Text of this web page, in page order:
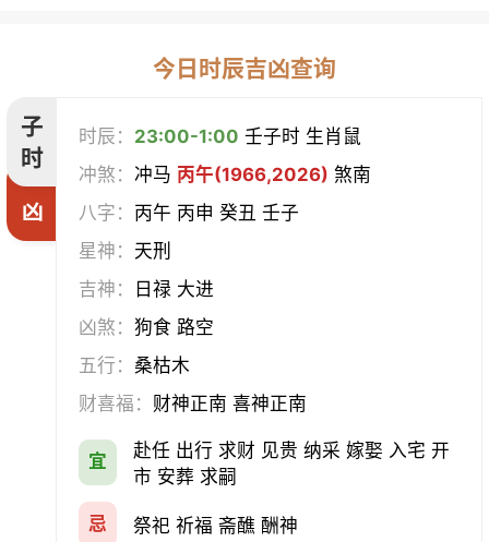
平治道涂 造桥
造仓 修饰垣墙 造船
造畜稠 盖屋
经络 酝酿 造车器
赴任 立券 置产 出货财
祭祀 祈福 求嗣
今日时辰吉凶查询
子
时
凶
时辰： 23:00-1:00 壬子时 生肖鼠
冲煞：冲马 丙午(1966,2026) 煞南
八字： 丙午 丙申 癸丑 壬子
星神： 天刑
吉神：
日禄 大进
凶煞：狗食 路空
五行： 桑枯木
财喜福： 财神正南 喜神正南
宜
赴任 出行 求财 见贵 纳采 嫁娶 入宅 开
市 安葬 求嗣
忌 祭祀 祈福 斋醮 酬神